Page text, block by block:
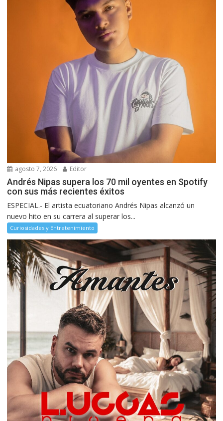
agosto 7, 2026 Editor
Andrés Nipas supera los 70 mil oyentes en Spotify
con sus más recientes éxitos
ESPECIAL.- El artista ecuatoriano Andrés Nipas alcanzó un
nuevo hito en su carrera al superar los...
Curiosidades y Entretenimiento